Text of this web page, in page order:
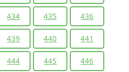
434 435 436
439 440 441
444 445 446